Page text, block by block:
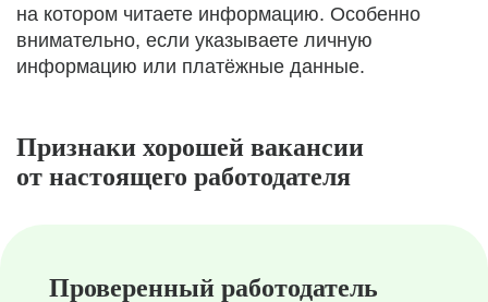
на котором читаете информацию. Особенно
внимательно, если указываете личную
информацию или платёжные данные.
Признаки хорошей вакансии
от настоящего работодателя
Проверенный работодатель